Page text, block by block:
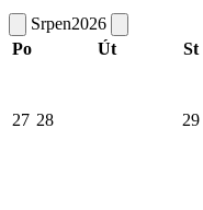
Srpen2026
Po
Út St
27 28 29